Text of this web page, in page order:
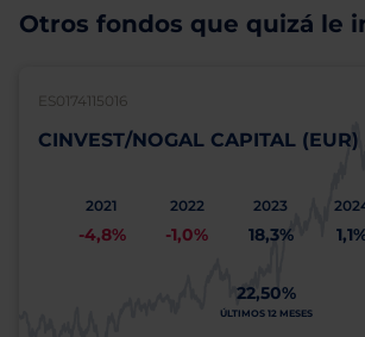
Otros fondos que quizá le
ES0174115016
CINVEST/NOGAL CAPITAL (EUR)
2021
-4,8%
2022
-1,0%
2023
18,3%
22,50%
ÚLTIMOS 12 MESES